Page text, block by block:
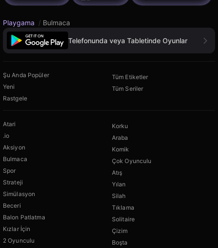
Playgama / Bulmaca
Telefonunda veya Tabletinde Oyunlar
Şu Anda Popüler
Yeni
Rastgele
Tüm Etiketler
Tüm Seriler
Atari
.io
Aksiyon
Bulmaca
Spor
Strateji
Simülasyon
Beceri
Balon Patlatma
Kızlar İçin
2 Oyunculu
Korku
Araba
Komik
Çok Oyunculu
Atış
Yılan
Silah
Tıklama
Solitaire
Çizim
Boşta